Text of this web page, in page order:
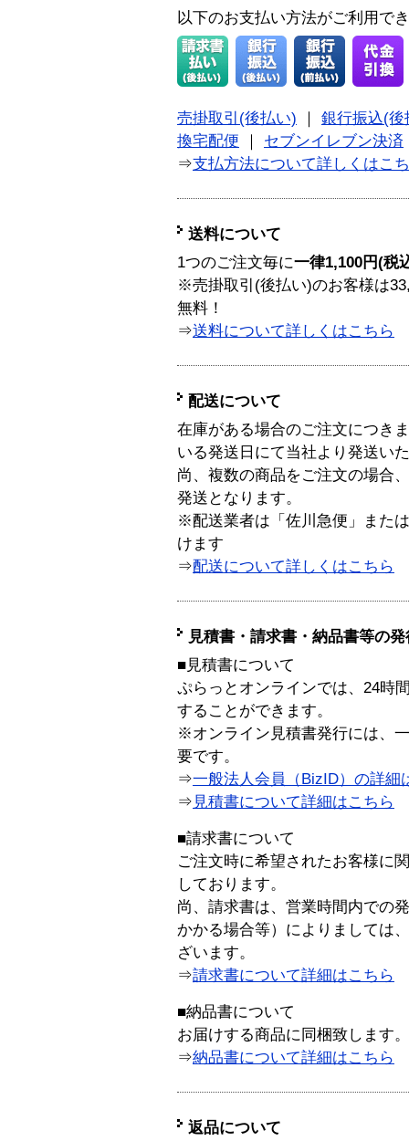
以下のお支払い方法がご利用で
売掛取引(後払い)
銀行振込(後
換宅配便
セブンイレブン決済
⇒支払方法について詳しくはこ
送料について
1つのご注文毎に一律1,100円(税
※売掛取引(後払い)のお客様は
無料！
⇒送料について詳しくはこちら
配送について
在庫がある場合のご注文につき
いる発送日にて当社より発送い
尚、複数の商品をご注文の場合
発送となります。
※配送業者は「佐川急便」また
けます
⇒配送について詳しくはこちら
見積書・請求書・納品書等の
■見積書について
ぷらっとオンラインでは、24時
することができます。
※オンライン見積書発行には、
要です。
⇒一般法人会員（BizID）の詳細
⇒ 見積書について詳細はこちら
■請求書について
ご注文時に希望されたお客様に
しております。
尚、請求書は、営業時間内での
かかる場合等）によりましては
ざいます。
⇒請求書について詳細はこちら
■納品書について
お届けする商品に同梱致します。
⇒納品書について詳細はこちら
返品について